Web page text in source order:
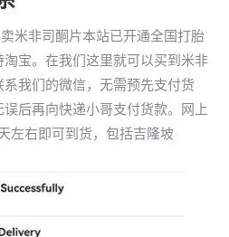
米非司酮片本站已开通全国打胎
宝。在我们这里就可以买到米非
我们的微信，无需预先支付货
后再向快递小哥支付货款。网上
左右即可到货，包括吉隆坡